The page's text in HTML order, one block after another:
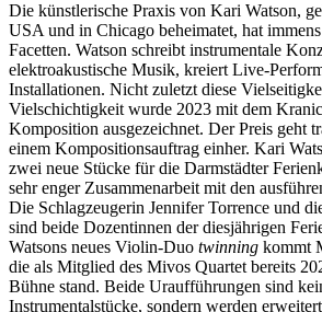
Die künstlerische Praxis von Kari Watson,
USA und in Chicago beheimatet, hat
Facetten. Watson schreibt instrumentale
elektroakustische Musik, kreiert Live-
Installationen. Nicht zuletzt diese
Vielschichtigkeit wurde 2023 mit dem
Komposition ausgezeichnet. Der Preis geht
einem Kompositionsauftrag einher. Kari
zwei neue Stücke für die Darmstädter
sehr enger Zusammenarbeit mit den
Die Schlagzeugerin Jennifer Torrence und
sind beide Dozentinnen der diesjährigen
Watsons neues Violin-Duo twinning kommt
die als Mitglied des Mivos Quartet bereits
Bühne stand. Beide Uraufführungen sind
Instrumentalstücke, sondern werden